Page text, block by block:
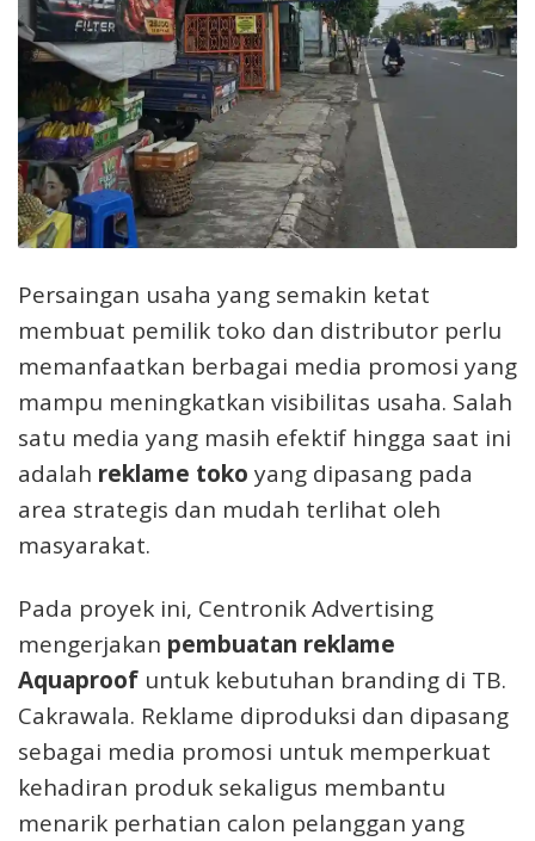
Persaingan usaha yang semakin ketat
membuat pemilik toko dan distributor perlu
memanfaatkan berbagai media promosi yang
mampu meningkatkan visibilitas usaha. Salah
satu media yang masih efektif hingga saat ini
adalah reklame toko yang dipasang pada
area strategis dan mudah terlihat oleh
masyarakat.
Pada proyek ini, Centronik Advertising
mengerjakan pembuatan reklame
Aquaproof untuk kebutuhan branding di TB.
Cakrawala. Reklame diproduksi dan dipasang
sebagai media promosi untuk memperkuat
kehadiran produk sekaligus membantu
menarik perhatian calon pelanggan yang